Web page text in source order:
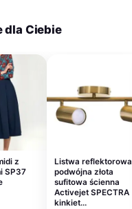
dla Ciebie
z
SP37
Listwa reflektorowa
podwójna złota
sufitowa ścienna
Activejet SPECTRA
kinkiet…